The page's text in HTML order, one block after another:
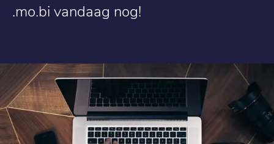
.mo.bi vandaag nog!